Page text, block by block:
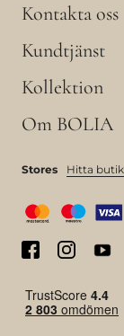
Kontakta oss
Kundtjänst
Kollektion
Om BOLIA
Stores Hitta